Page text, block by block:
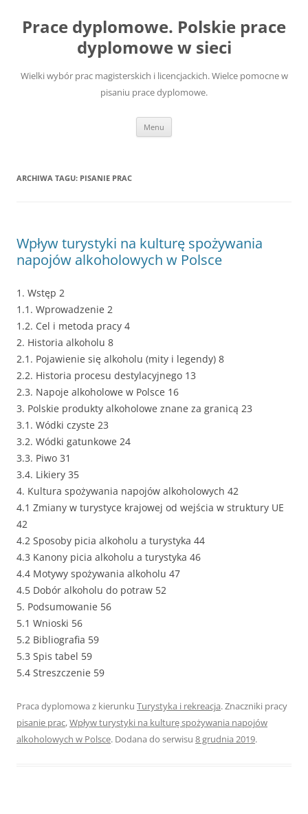
treści
Prace dyplomowe. Polskie prace
dyplomowe w sieci
Wielki wybór prac magisterskich i licencjackich. Wielce pomocne w
pisaniu prace dyplomowe.
Menu
ARCHIWA TAGU: PISANIE PRAC
Wpływ turystyki na kulturę spożywania
napojów alkoholowych w Polsce
1. Wstęp 2
1.1. Wprowadzenie 2
1.2. Cel i metoda pracy 4
2. Historia alkoholu 8
2.1. Pojawienie się alkoholu (mity i legendy) 8
2.2. Historia procesu destylacyjnego 13
2.3. Napoje alkoholowe w Polsce 16
3. Polskie produkty alkoholowe znane za granicą 23
3.1. Wódki czyste 23
3.2. Wódki gatunkowe 24
3.3. Piwo 31
3.4. Likiery 35
4. Kultura spożywania napojów alkoholowych 42
4.1 Zmiany w turystyce krajowej od wejścia w struktury UE
42
4.2 Sposoby picia alkoholu a turystyka 44
4.3 Kanony picia alkoholu a turystyka 46
4.4 Motywy spożywania alkoholu 47
4.5 Dobór alkoholu do potraw 52
5. Podsumowanie 56
5.1 Wnioski 56
5.2 Bibliografia 59
5.3 Spis tabel 59
5.4 Streszczenie 59
Praca dyplomowa z kierunku Turystyka i rekreacja. Znaczniki pracy
pisanie prac,Wpływ turystyki na kulturę spożywania napojów
alkoholowych w Polsce. Dodana do serwisu 8 grudnia 2019.